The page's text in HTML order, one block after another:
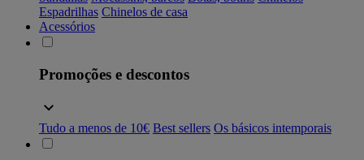
Espadrilhas Chinelos de casa
Acessórios
Promoções e descontos
Tudo a menos de 10€ Best sellers Os básicos intemporais